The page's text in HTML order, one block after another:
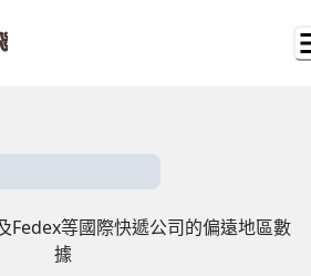
Fedex等國際快遞公司的偏遠地區數
據